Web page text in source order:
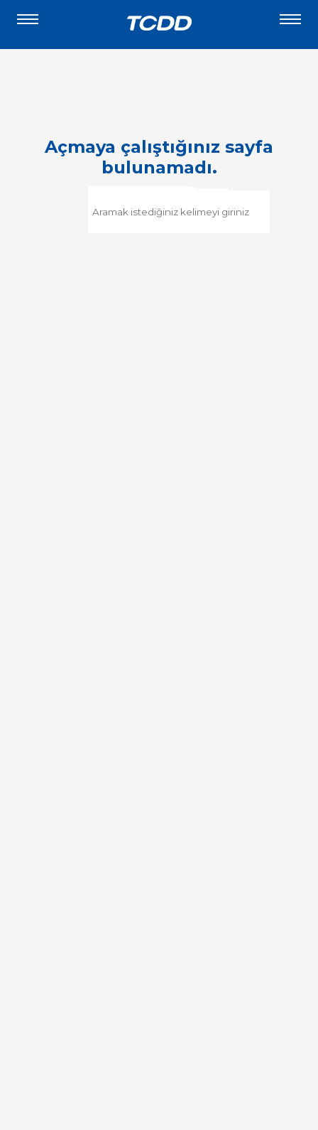
Açmaya çalıştığınız sayfa
bulunamadı.